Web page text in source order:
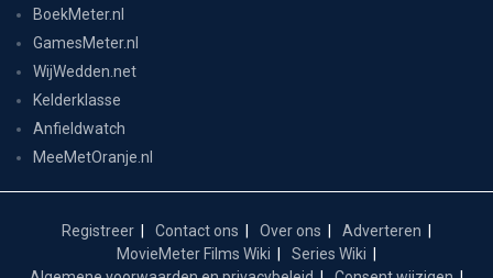
BoekMeter.nl
GamesMeter.nl
WijWedden.net
Kelderklasse
Anfieldwatch
MeeMetOranje.nl
Registreer Contact ons Over ons
Adverteren
MovieMeter Films Wiki
Series Wiki